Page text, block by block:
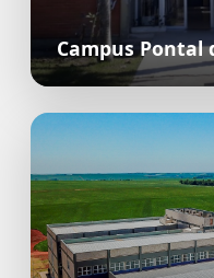
Campus Pontal